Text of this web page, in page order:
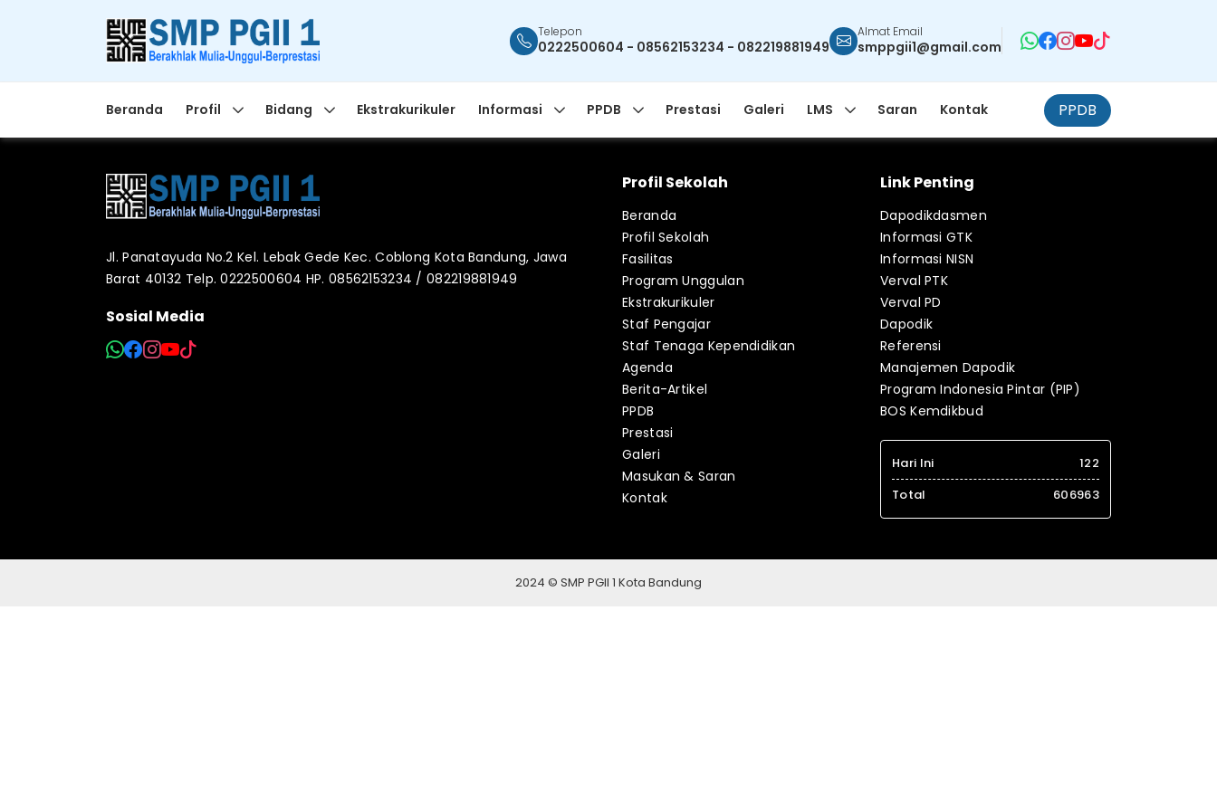
Telepon
0222500604 - 08562153234 - 082219881949
Almat Email
smppgii1@gmail.com
Beranda Profil Bidang Ekstrakurikuler Informasi PPDB Prestasi Galeri LMS Saran Kontak PPDB
Jl. Panatayuda No.2 Kel. Lebak Gede Kec. Coblong Kota Bandung, Jawa
Barat 40132 Telp. 0222500604 HP. 08562153234 / 082219881949
Sosial Media
Profil Sekolah
Beranda
Profil Sekolah
Fasilitas
Program Unggulan
Ekstrakurikuler
Staf Pengajar
Staf Tenaga Kependidikan
Agenda
Berita-Artikel
PPDB
Prestasi
Galeri
Masukan & Saran
Kontak
Link Penting
Dapodikdasmen
Informasi GTK
Informasi NISN
Verval PTK
Verval PD
Dapodik
Referensi
Manajemen Dapodik
Program Indonesia Pintar (PIP)
BOS Kemdikbud
Hari Ini
122
Total
606963
2024 © SMP PGII 1 Kota Bandung